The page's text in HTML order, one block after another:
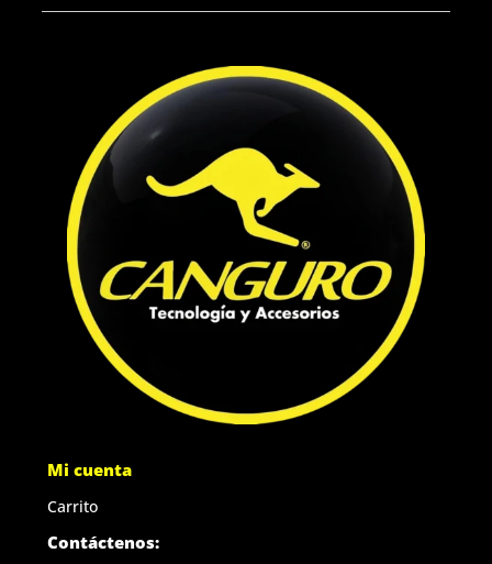
Mi cuenta
Carrito
Contáctenos: